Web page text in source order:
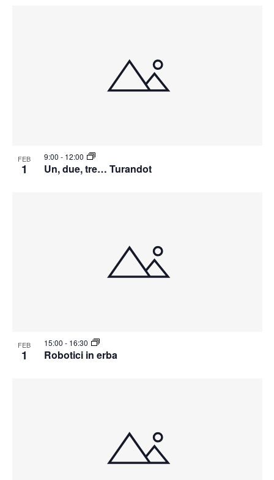
FEB
1 Un, due, tre… Turandot
9:00 - 12:00
FEB
1 Robotici in erba
15:00 - 16:30